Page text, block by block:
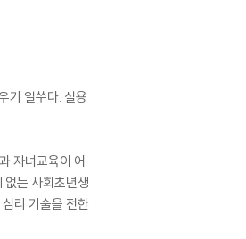
기 일쑤다. 실용
자녀교육이 어
없는 사회초년생
리 기술을 전한